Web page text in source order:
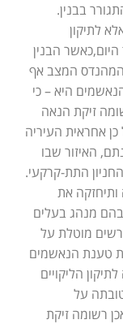
בבנין.
לתיקון
הבנין
המהנדס המצב אף
של הנאשמים היא – כי
זיקת הנאה
אחראית העיריה
האיזור שבו
התת-קרקעי.
ותיחזקה את
מנהג בעלים
מוטלת על
מקבל את טענת הנאשמים
הליקויים
על
רשומה זיקת